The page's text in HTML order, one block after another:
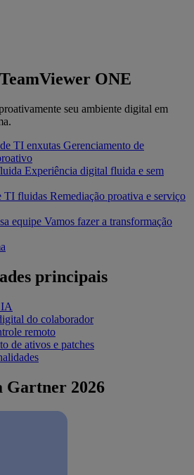
ONE
seu ambiente digital em
TI enxutas Gerenciamento de
Experiência digital fluida e sem
TI fluidas Remediação proativa e serviço
equipe Vamos fazer a transformação
principais
do colaborador
remoto
de ativos e patches
Gartner 2026